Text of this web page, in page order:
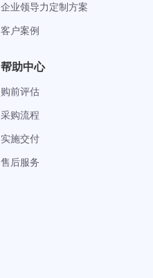
企业领导力定制方案
客户案例
帮助中心
购前评估
采购流程
实施交付
售后服务